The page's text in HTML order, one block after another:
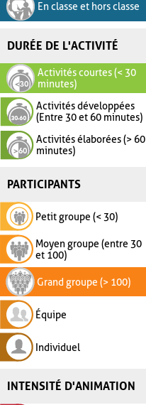
En classe et hors classe
DURÉE DE L'ACTIVITÉ
Activités courtes (< 30
minutes)
Activités développées
(Entre 30 et 60 minutes)
Activités élaborées (> 60
minutes)
PARTICIPANTS
Petit groupe (< 30)
Moyen groupe (entre 30
et 100)
Grand groupe (> 100)
Équipe
Individuel
INTENSITÉ D'ANIMATION